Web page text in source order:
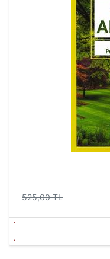
525,00 TL